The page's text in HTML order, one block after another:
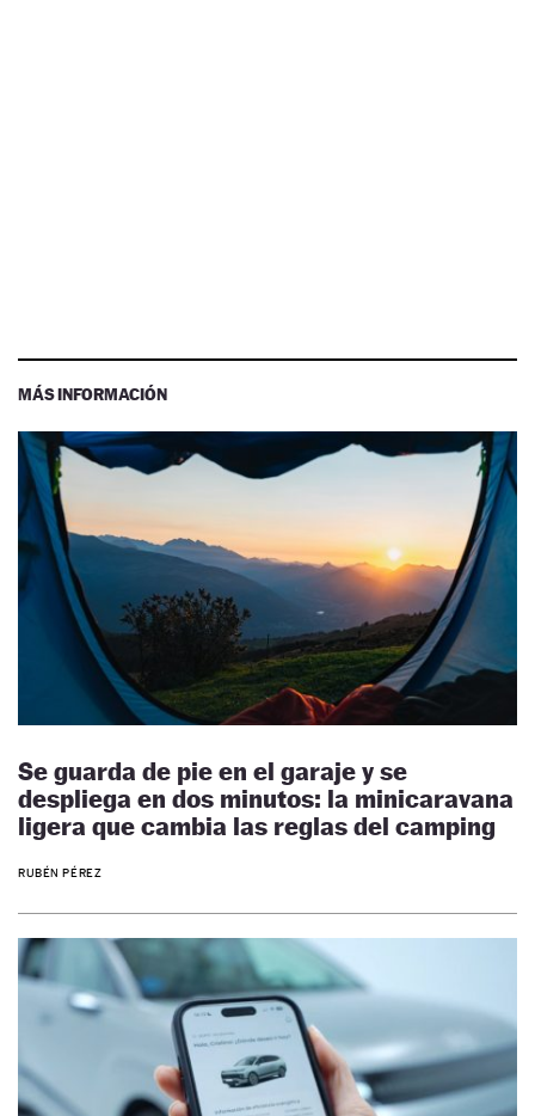
MÁS INFORMACIÓN
Se guarda de pie en el garaje y se
despliega en dos minutos: la minicaravana
ligera que cambia las reglas del camping
RUBÉN PÉREZ